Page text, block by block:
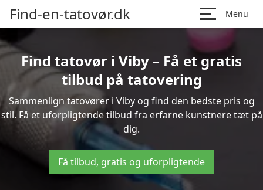
Find-en-tatovør.dk Menu
Find tatovør i Viby – Få et gratis
tilbud på tatovering
Sammenlign tatovører i Viby og find den bedste pris og
stil. Få et uforpligtende tilbud fra erfarne kunstnere tæt på
dig.
Få tilbud, gratis og uforpligtende